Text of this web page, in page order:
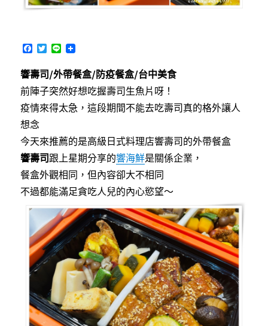
F
c
e
b
o
o
k
T
i
t
t
e
r
L
n
e
響壽司/外帶餐盒/防疫餐盒/台中美食
前陣子突然好想吃握壽司生魚片呀！
疫情來得太急，這段期間不能去吃壽司真的格外讓人
想念
今天來推薦的是高級日式料理店響壽司的外帶餐盒
響壽司 跟上星期分享的響海鮮是關係企業，
餐盒外觀相同，但內容卻大不相同
不過都能滿足貪吃人兒的內心慾望～